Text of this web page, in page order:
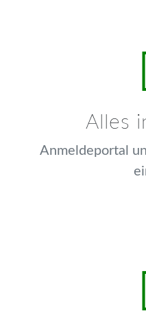
Alles
Anmeldeportal